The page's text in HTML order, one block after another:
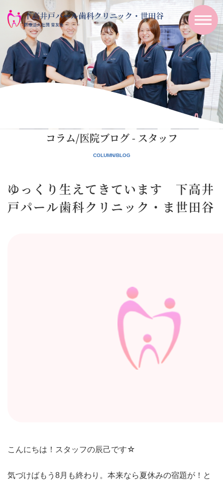
コラム/医院ブログ - スタッフ
ゆっくり生えてきています 下高井
戸パール歯科クリニック・ま世田谷
こんにちは！スタッフの辰己です☆
気づけばもう8月も終わり。本来なら夏休みの宿題が！と